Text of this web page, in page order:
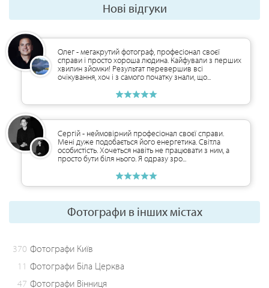
Нові відгуки
Олег - мегакрутий фотограф, професіонал своєї
справи і просто хороша людина. Кайфували з перших
хвилин зйомки! Результат перевершив всі
очікування, хоч і з самого початку знали, що...
Сергій - неймовірний професіонал своєї справи.
Мені дуже подобається його енергетика. Світла
особистість. Хочеться навіть не працювати з ним, а
просто бути біля нього. Я одразу зро...
Фотографи в інших містах
370 Фотографи Київ
11 Фотографи Біла Церква
47 Фотографи Вінниця